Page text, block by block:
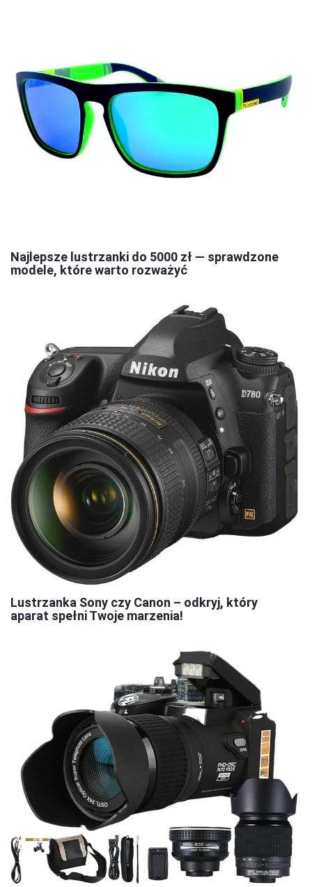
Najlepsze lustrzanki do 5000 zł — sprawdzone
modele, które warto rozważyć
Lustrzanka Sony czy Canon – odkryj, który
aparat spełni Twoje marzenia!